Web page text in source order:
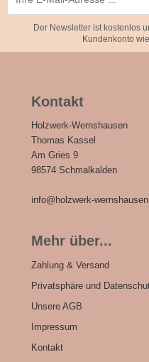
Der Newsletter ist kostenlos
Kundenkonto
Kontakt
Holzwerk-Wernshausen
Thomas Kassel
Am Gries 9
98574 Schmalkalden
info@holzwerk-
Mehr über...
Zahlung & Versand
Privatsphäre und
Unsere AGB
Impressum
Kontakt